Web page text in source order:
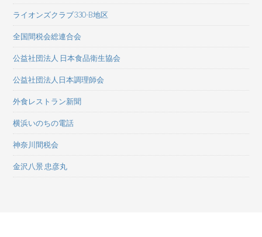
ライオンズクラブ330-B地区
全国間税会総連合会
公益社団法人 日本食品衛生協会
公益社団法人日本調理師会
外食レストラン新聞
横浜いのちの電話
神奈川間税会
金沢八景 忠彦丸